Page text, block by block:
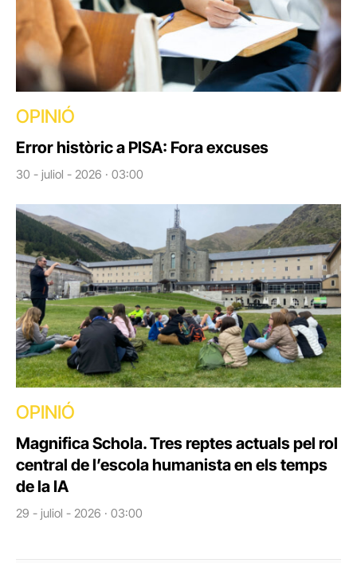
OPINIÓ
Error històric a PISA: Fora excuses
30 - juliol - 2026 · 03:00
OPINIÓ
Magnifica Schola. Tres reptes actuals pel rol
central de l’escola humanista en els temps
de la IA
29 - juliol - 2026 · 03:00